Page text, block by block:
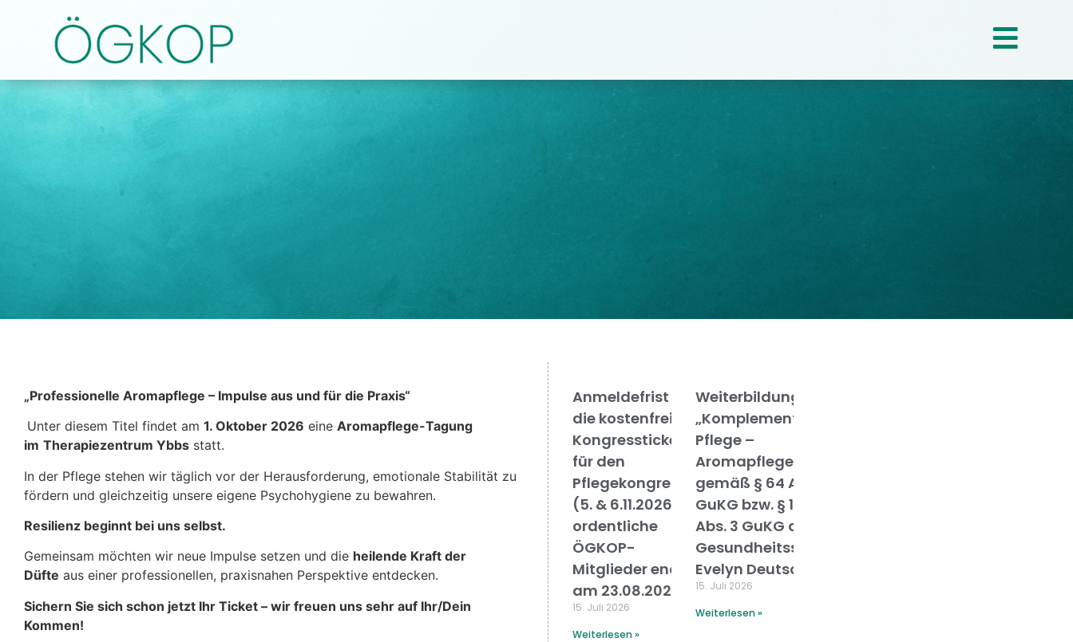
„Professionelle Aromapflege – Impulse aus und für die Praxis“
Unter diesem Titel findet am 1. Oktober 2026 eine Aromapflege-Tagung
im Therapiezentrum Ybbs statt.
In der Pflege stehen wir täglich vor der Herausforderung, emotionale Stabilität zu
fördern und gleichzeitig unsere eigene Psychohygiene zu bewahren.
Resilienz beginnt bei uns selbst.
Gemeinsam möchten wir neue Impulse setzen und die heilende Kraft der
Düfte aus einer professionellen, praxisnahen Perspektive entdecken.
Sichern Sie sich schon jetzt Ihr Ticket – wir freuen uns sehr auf Ihr/Dein
Kommen!
Anmeldefrist für
die kostenfreien
Kongresstickets
für den
Pflegekongress26
(5. & 6.11.2026) für
ordentliche
ÖGKOP-
Mitglieder endet
am 23.08.2026
15. Juli 2026
Weiterlesen »
Weiterbildung
„Komplementäre
Pflege –
Aromapflege”
gemäß § 64 Abs. 3
GuKG bzw. § 104a
Abs. 3 GuKG an der
Gesundheitsschule
Evelyn Deutsch
15. Juli 2026
Weiterlesen »